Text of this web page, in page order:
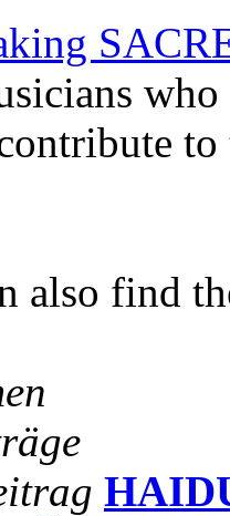
to
also find